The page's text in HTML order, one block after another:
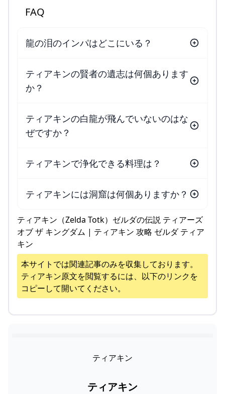
FAQ
龍の泪のインパはどこにいる？
ティアキンの賢者の遺志は何個あります
か？
ティアキンの白龍が飛んでいないのはな
ぜですか？
ティアキンで浄化できる料理は？
ティアキンには洞窟は何個ありますか？
ティアキン（Zelda Totk）ゼルダの伝説 ティアーズ
オブ ザ キングダム | ティアキン 攻略 ゼルダ ティア
キン
本サイトでは関連記事のみを収集しております。
ティアキン原文を閲覧するには、以下のリンクを
コピーして開いてください。
ティアキン
ティアキン